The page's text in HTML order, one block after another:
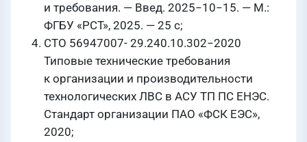
и требования. — Введ. 2025−10−15. — М.:
ФГБУ «РСТ», 2025. — 25 с;
СТО 56947007- 29.240.10.302−2020
Типовые технические требования
к организации и производительности
технологических ЛВС в АСУ ТП ПС ЕНЭС.
Стандарт организации ПАО «ФСК ЕЭС»,
2020;